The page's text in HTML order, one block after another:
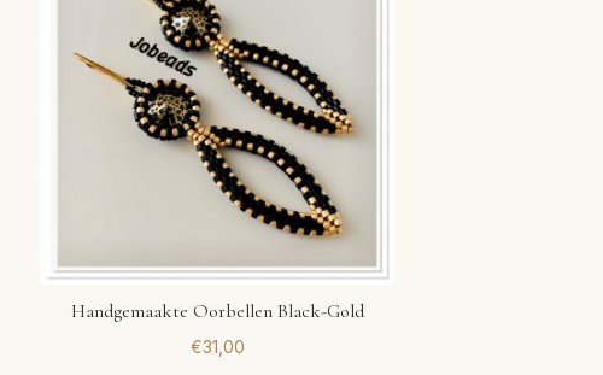
Handgemaakte Oorbellen Black-Gold
€31,00